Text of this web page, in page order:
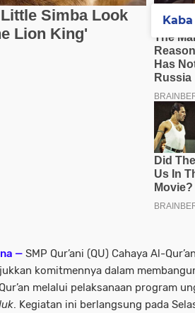
— SMP Qur’ani (QU) Cahaya Al-
komitmennya dalam
melalui pelaksanaan program
. Kegiatan ini berlangsung pada